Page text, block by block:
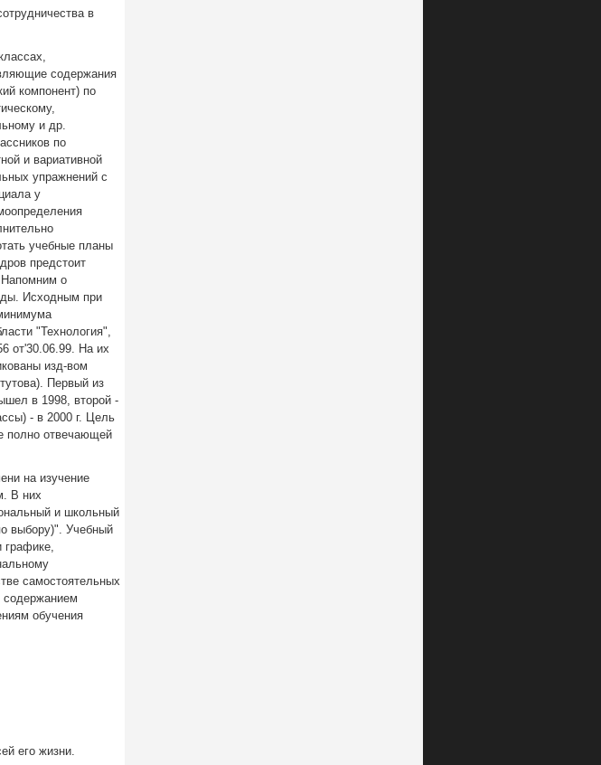
в
содержания
компонент) по
и др.
по
и вариативной
упражнений с
у
учебные планы
предстоит
Напомним о
Исходным при
"Технология",
от'30.06.99. На их
изд-вом
Первый из
в 1998, второй -
- в 2000 г. Цель
полно отвечающей
на изучение
В них
и школьный
выбору)". Учебный
графике,
самостоятельных
содержанием
обучения
его жизни.